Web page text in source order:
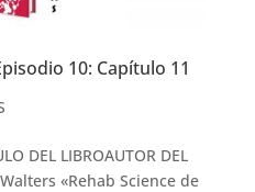
10: Capítulo 11
DEL LIBROAUTOR DEL
«Rehab Science de